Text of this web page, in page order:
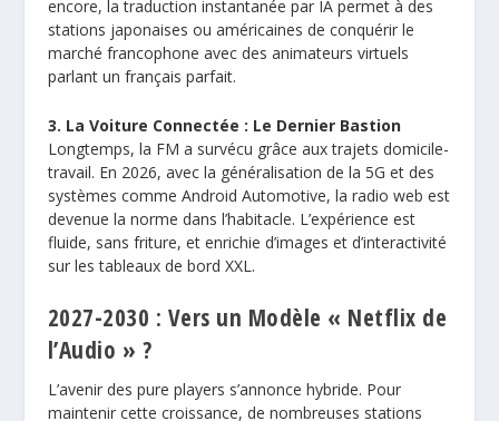
encore, la traduction instantanée par IA permet à des
stations japonaises ou américaines de conquérir le
marché francophone avec des animateurs virtuels
parlant un français parfait.
3. La Voiture Connectée : Le Dernier Bastion
Longtemps, la FM a survécu grâce aux trajets domicile-
travail. En 2026, avec la généralisation de la 5G et des
systèmes comme Android Automotive, la radio web est
devenue la norme dans l’habitacle. L’expérience est
fluide, sans friture, et enrichie d’images et d’interactivité
sur les tableaux de bord XXL.
2027-2030 : Vers un Modèle « Netflix de
l’Audio » ?
L’avenir des pure players s’annonce hybride. Pour
maintenir cette croissance, de nombreuses stations